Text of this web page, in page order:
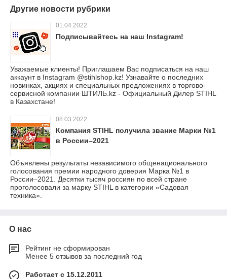
Другие новости рубрики
01.04.2022
Подписывайтесь на наш Instagram!
Уважаемые клиенты! Приглашаем Вас подписаться на наш
аккаунт в Instagram @stihlshop.kz! Узнавайте о последних
новинках, акциях и специальных предложениях в торгово-
сервисной компании ШТИЛЬ.kz - Официальный Дилер STIHL
в Казахстане!
08.03.2022
Компания STIHL получила звание Марки №1
в России–2021
Объявлены результаты независимого общенационального
голосования премии народного доверия Марка №1 в
России–2021. Десятки тысяч россиян по всей стране
проголосовали за марку STIHL в категории «Садовая
техника».
О нас
Рейтинг не сформирован
Менее 5 отзывов за последний год
Работает с 15.12.2011